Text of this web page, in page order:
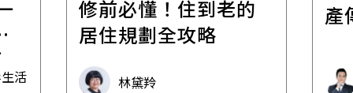
活
修前必懂！住到老的
居住規劃全攻略
林黛羚
產